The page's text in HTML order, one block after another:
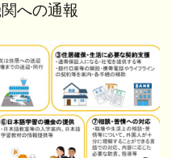
への通報